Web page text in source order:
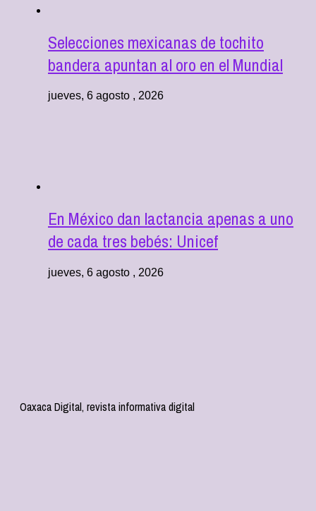
Selecciones mexicanas de tochito
bandera apuntan al oro en el Mundial
jueves, 6 agosto , 2026
En México dan lactancia apenas a uno
de cada tres bebés: Unicef
jueves, 6 agosto , 2026
Oaxaca Digital, revista informativa digital